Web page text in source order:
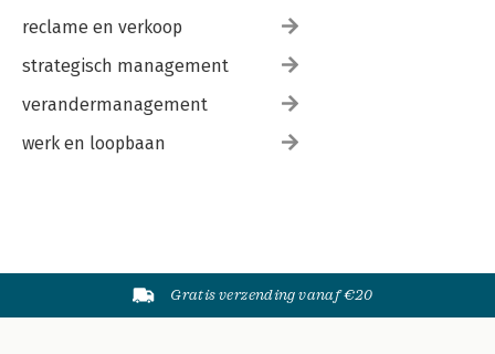
reclame en verkoop
strategisch management
verandermanagement
werk en loopbaan
Gratis verzending vanaf €20